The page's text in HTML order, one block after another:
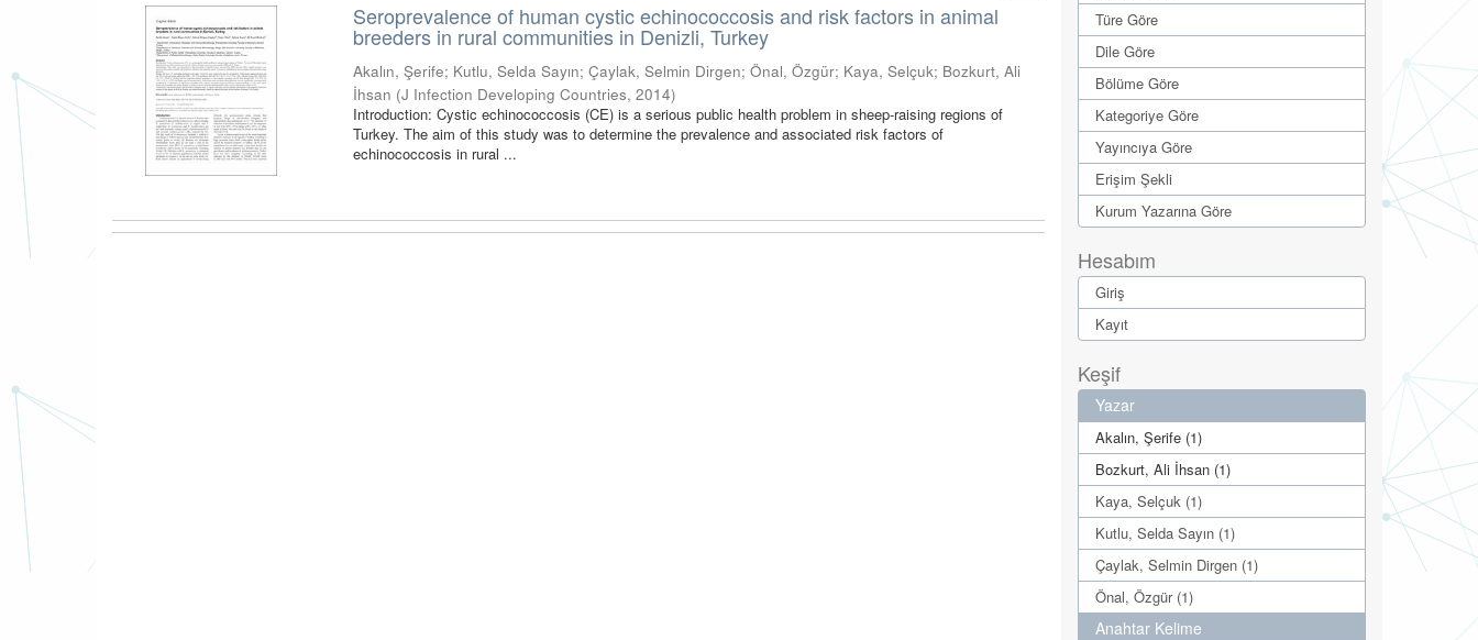
Seroprevalence of human cystic echinococcosis and risk factors in animal
breeders in rural communities in Denizli, Turkey
Akalın, Şerife; Kutlu, Selda Sayın;Çaylak, Selmin Dirgen;Önal, Özgür; Kaya, Selçuk; Bozkurt, Ali
İhsan (J Infection Developing Countries,2014)
Introduction: Cystic echinococcosis (CE) is a serious public health problem in sheep-raising regions of
Turkey. The aim of this study was to determine the prevalence and associated risk factors of
echinococcosis in rural ...
Türe Göre
Dile Göre
Bölüme Göre
Kategoriye Göre
Yayıncıya Göre
Erişim Şekli
Kurum Yazarına Göre
Hesabım
Giriş
Kayıt
Keşif
Yazar
Akalın, Şerife (1)
Bozkurt, Ali İhsan (1)
Kaya, Selçuk (1)
Kutlu, Selda Sayın (1)
Çaylak, Selmin Dirgen (1)
Önal, Özgür (1)
Anahtar Kelime